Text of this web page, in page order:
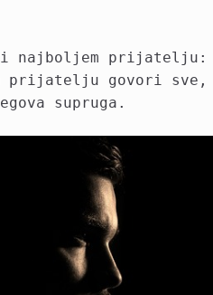
najboljem prijatelju:
prijatelju govori
supruga.